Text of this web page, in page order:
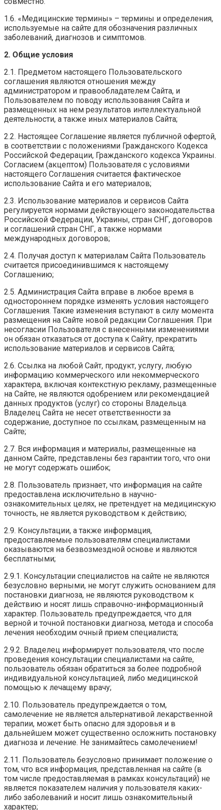
1.6. «Медицинские термины» – термины и определения,
используемые на сайте для обозначения различных
заболеваний, диагнозов и симптомов.
2. Общие условия
2.1. Предметом настоящего Пользовательского
соглашения являются отношения между
администратором и правообладателем Сайта, и
Пользователем по поводу использования Сайта и
размещенных на нем результатов интеллектуальной
деятельности, а также иных материалов Сайта;
2.2. Настоящее Соглашение является публичной офертой,
в соответствии с положениями Гражданского Кодекса
Российской Федерации, Гражданского кодекса Украины.
Согласием (акцептом) Пользователя с условиями
настоящего Соглашения считается фактическое
использование Сайта и его материалов;
2.3. Использование материалов и сервисов Сайта
регулируется нормами действующего законодательства
Российской Федерации, Украины, стран СНГ, договоров
и соглашений стран СНГ, а также нормами
международных договоров;
2.4. Получая доступ к материалам Сайта Пользователь
считается присоединившимся к настоящему
Соглашению;
2.5. Администрация Сайта вправе в любое время в
одностороннем порядке изменять условия настоящего
Соглашения. Такие изменения вступают в силу момента
размещения на Сайте новой редакции Соглашения. При
несогласии Пользователя с внесенными изменениями
он обязан отказаться от доступа к Сайту, прекратить
использование материалов и сервисов Сайта;
2.6. Ссылка на любой Сайт, продукт, услугу, любую
информацию коммерческого или некоммерческого
характера, включая контекстную рекламу, размещенные
на Сайте, не являются одобрением или рекомендацией
данных продуктов (услуг) со стороны Владельца.
Владелец Сайта не несет ответственности за
содержание, доступное по ссылкам, размещенным на
Сайте;
2.7. Вся информация и материалы, размещенные на
данном Сайте, представлены без гарантии того, что они
не могут содержать ошибок;
2.8. Пользователь признает, что информация на сайте
предоставлена исключительно в научно-
ознакомительных целях, не претендует на медицинскую
точность, не является руководством к действию;
2.9. Консультации, а также информация,
предоставляемые пользователям специалистами
оказываются на безвозмездной основе и являются
бесплатными;
2.9.1. Консультации специалистов на сайте не являются
безусловно верными, не могут служить основанием для
постановки диагноза, не являются руководством к
действию и носят лишь справочно-информационный
характер. Пользователь предупреждается, что для
верной и точной постановки диагноза, метода и способа
лечения необходим очный прием специалиста;
2.9.2. Владелец информирует пользователя, что после
проведения консультации специалистами на сайте,
пользователь обязан обратиться за более подробной
индивидуальной консультацией, либо медицинской
помощью к лечащему врачу;
2.10. Пользователь предупреждается о том,
самолечение не является альтернативой лекарственной
терапии, может быть опасно для здоровья и в
дальнейшем может существенно осложнить постановку
диагноза и лечение. Не занимайтесь самолечением!
2.11. Пользователь безусловно принимает положение о
том, что вся информация, представленная на сайте (в
том числе предоставляемая в рамках консультаций) не
является показателем наличия у пользователя каких-
либо заболеваний и носит лишь ознакомительный
характер;